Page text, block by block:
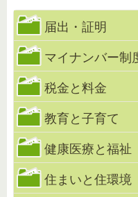
届出・証明
マイナンバー制
税金と料金
教育と子育て
健康医療と福祉
住まいと住環境